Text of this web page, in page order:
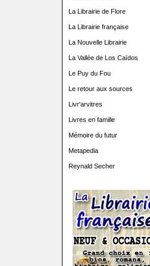
La Librairie de Flore
La Librairie française
La Nouvelle Librairie
La Vallée de Los Caïdos
Le Puy du Fou
Le retour aux sources
Livr'arvitres
Livres en famille
Mémoire du futur
Metapedia
Reynald Secher